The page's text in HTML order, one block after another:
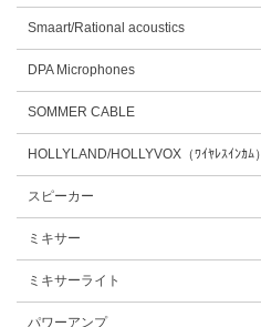
Smaart/Rational acoustics
DPA Microphones
SOMMER CABLE
HOLLYLAND/HOLLYVOX（ﾜｲﾔﾚｽｲﾝｶﾑ）
スピーカー
ミキサー
ミキサーライト
パワーアンプ